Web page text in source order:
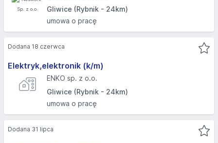
Gliwice (Rybnik - 24km)
umowa o pracę
Elektryk,elektronik (k/m)
ENKO sp. z o.o.
Gliwice (Rybnik - 24km)
umowa o pracę
Dodana 18 czerwca
Dodana 31 lipca